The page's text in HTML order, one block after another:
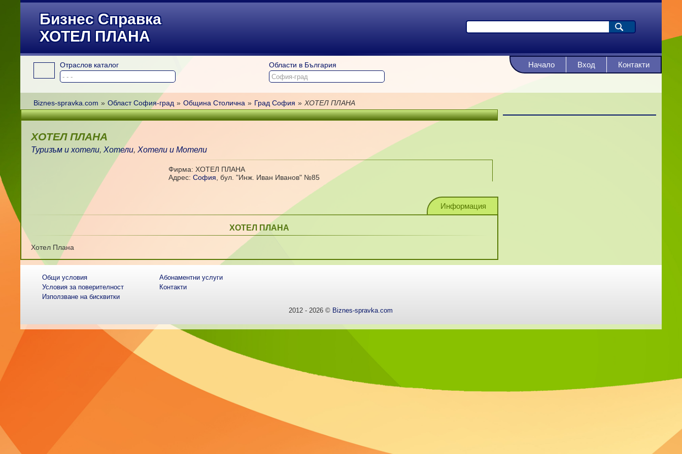
Бизнес Справка
ХОТЕЛ ПЛАНА
Отраслов каталог Области в България Начало Вход Контакти
Biznes-spravka.com » Област София-град » Община Столична » Град София » ХОТЕЛ ПЛАНА
ХОТЕЛ ПЛАНА
Туризъм и хотели,Хотели,Хотели и Мотели
Фирма: ХОТЕЛ ПЛАНА
Адрес:София ,бул. "Инж. Иван Иванов" №85
Информация
ХОТЕЛ ПЛАНА
Хотел Плана
Общи условия
Условия за поверителност
Използване на бисквитки
Абонаментни услуги
Контакти
2012 - 2026 © Biznes-spravka.com